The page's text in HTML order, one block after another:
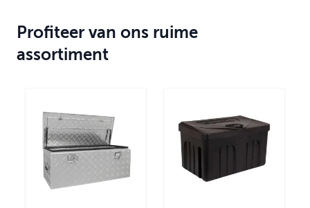
Profiteer van ons ruime
assortiment